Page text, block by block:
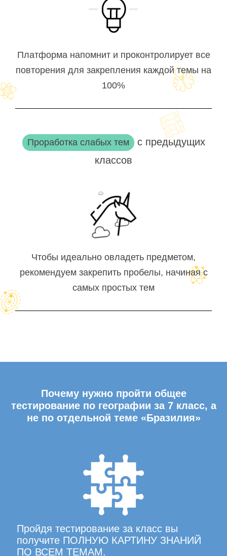
Платформа напомнит и проконтролирует все
повторения для закрепления каждой темы на
100%
Проработка слабых тем с предыдущих
классов
Чтобы идеально овладеть предметом,
рекомендуем закрепить пробелы, начиная с
самых простых тем
Почему нужно пройти общее
тестирование по географии за 7 класс, а
не по отдельной теме «Бразилия»
Пройдя тестирование за класс вы
получите ПОЛНУЮ КАРТИНУ ЗНАНИЙ
ПО ВСЕМ ТЕМАМ.